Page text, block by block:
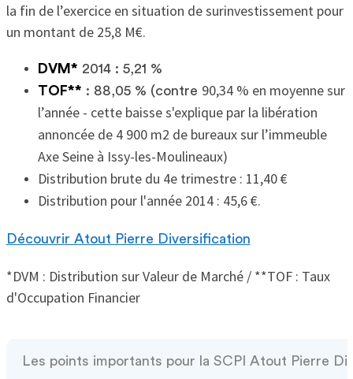
la fin de l’exercice en situation de surinvestissement pour
un montant de 25,8 M€.
DVM* 2014 : 5,21 %
TOF** : 88,05 % (contre 90,34 % en moyenne sur
l’année - cette baisse s'explique par la libération
annoncée de 4 900 m2 de bureaux sur l’immeuble
Axe Seine à Issy-les-Moulineaux)
Distribution brute du 4e trimestre : 11,40 €
Distribution pour l'année 2014 : 45,6 €.
Découvrir Atout Pierre Diversification
*DVM : Distribution sur Valeur de Marché / **TOF : Taux
d'Occupation Financier
Les points importants pour la SCPI Atout Pierre